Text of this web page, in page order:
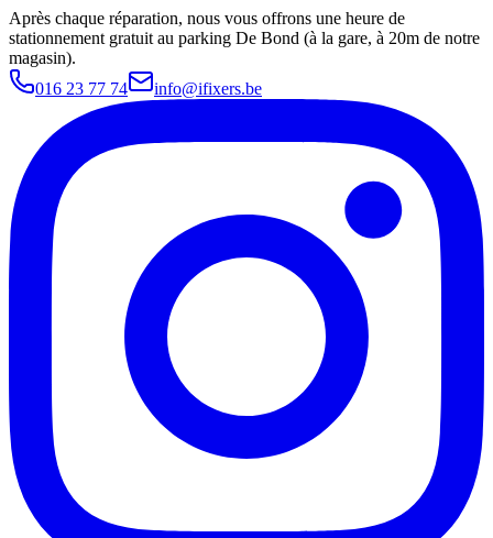
Après chaque réparation, nous vous offrons une heure de
stationnement gratuit au parking De Bond (à la gare, à 20m de notre
magasin).
016 23 77 74
info@ifixers.be